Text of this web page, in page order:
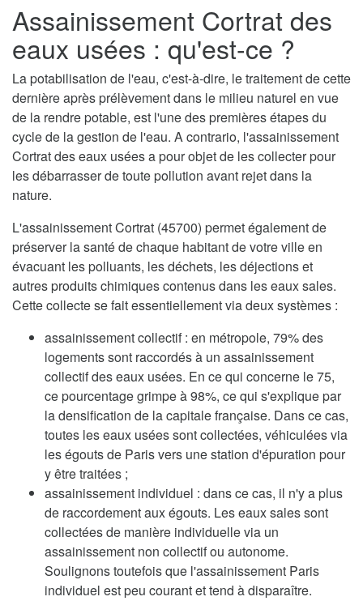
Assainissement Cortrat des
eaux usées : qu'est-ce ?
La potabilisation de l'eau, c'est-à-dire, le traitement de cette
dernière après prélèvement dans le milieu naturel en vue
de la rendre potable, est l'une des premières étapes du
cycle de la gestion de l'eau. A contrario, l'assainissement
Cortrat des eaux usées a pour objet de les collecter pour
les débarrasser de toute pollution avant rejet dans la
nature.
L'assainissement Cortrat (45700) permet également de
préserver la santé de chaque habitant de votre ville en
évacuant les polluants, les déchets, les déjections et
autres produits chimiques contenus dans les eaux sales.
Cette collecte se fait essentiellement via deux systèmes :
assainissement collectif : en métropole, 79% des
logements sont raccordés à un assainissement
collectif des eaux usées. En ce qui concerne le 75,
ce pourcentage grimpe à 98%, ce qui s'explique par
la densification de la capitale française. Dans ce cas,
toutes les eaux usées sont collectées, véhiculées via
les égouts de Paris vers une station d'épuration pour
y être traitées ;
assainissement individuel : dans ce cas, il n'y a plus
de raccordement aux égouts. Les eaux sales sont
collectées de manière individuelle via un
assainissement non collectif ou autonome.
Soulignons toutefois que l'assainissement Paris
individuel est peu courant et tend à disparaître.